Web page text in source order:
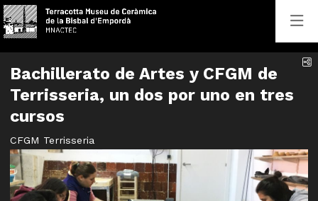
Bachillerato de Artes y CFGM de
Terrisseria, un dos por uno en tres
cursos
CFGM Terrisseria